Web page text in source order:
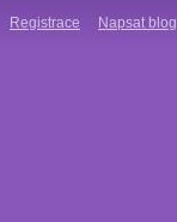
Registrace Napsat blog